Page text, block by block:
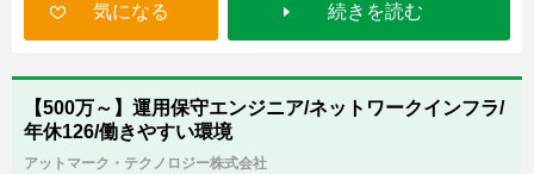
気になる 続きを読む
【500万～】運用保守エンジニア/ネットワークインフラ/
年休126/働きやすい環境
アットマーク・テクノロジー株式会社